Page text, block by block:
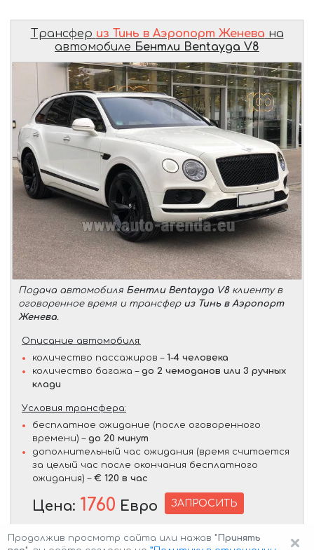
Трансфер из Тинь в Аэропорт Женева на
автомобиле Бентли Bentayga V8
Подача автомобиля Бентли Bentayga V8клиенту в
оговоренное время и трансфер из Тинь в Аэропорт
Женева.
Описание автомобиля:
количество пассажиров – 1-4 человека
количество багажа – до 2 чемоданов или 3 ручных
клади
Условия трансфера:
бесплатное ожидание (после оговоренного
времени) – до 20 минут
дополнительный час ожидания (время считается
за целый час после окончания бесплатного
ожидания) – € 120 в час
Цена: 1760 Евро ЗАПРОСИТЬ
×
Продолжив просмотр сайта или нажав "Принять